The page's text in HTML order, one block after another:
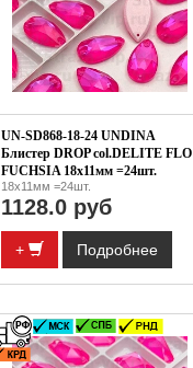
UN-SD868-18-24 UNDINA
Блистер DROP col.DELITE FLO
FUCHSIA 18x11мм =24шт.
18x11мм =24шт.
1128.0 руб
+ Подробнее